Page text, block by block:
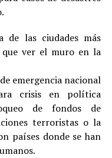
de las ciudades más
que ver el muro en la
emergencia nacional
crisis en política
de fondos de
terroristas o la
países donde se han